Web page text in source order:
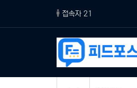
접속자 21